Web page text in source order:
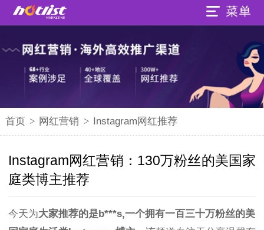
首页 > 网红营销 > Instagram网红推荐
Instagram网红营销：130万粉丝的美国家
庭类博主推荐
今天为大家推荐的是b***s,一个拥有一百三十万粉丝的美